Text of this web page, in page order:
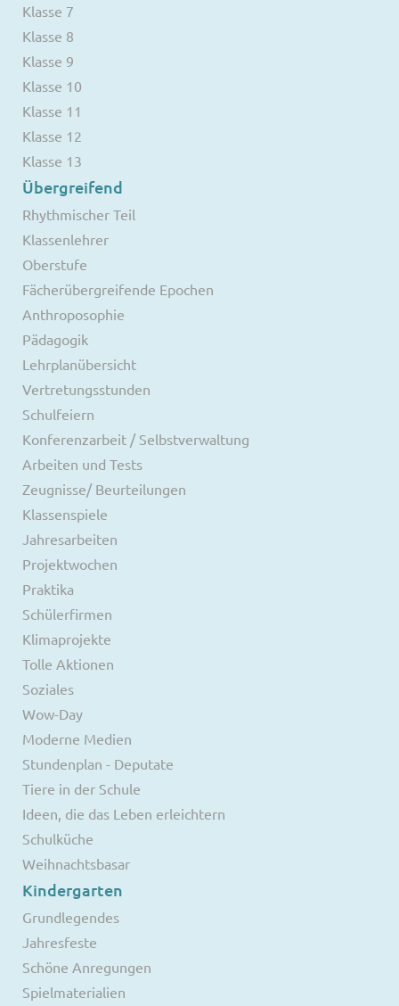
Klasse 7
Klasse 8
Klasse 9
Klasse 10
Klasse 11
Klasse 12
Klasse 13
Übergreifend
Rhythmischer Teil
Klassenlehrer
Oberstufe
Fächerübergreifende Epochen
Anthroposophie
Pädagogik
Lehrplanübersicht
Vertretungsstunden
Schulfeiern
Konferenzarbeit / Selbstverwaltung
Arbeiten und Tests
Zeugnisse/ Beurteilungen
Klassenspiele
Jahresarbeiten
Projektwochen
Praktika
Schülerfirmen
Klimaprojekte
Tolle Aktionen
Soziales
Wow-Day
Moderne Medien
Stundenplan - Deputate
Tiere in der Schule
Ideen, die das Leben erleichtern
Schulküche
Weihnachtsbasar
Kindergarten
Grundlegendes
Jahresfeste
Schöne Anregungen
Spielmaterialien